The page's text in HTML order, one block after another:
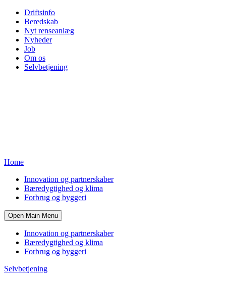
Driftsinfo
Beredskab
Nyt renseanlæg
Nyheder
Job
Om os
Selvbetjening
Home
Innovation og partnerskaber
Bæredygtighed og klima
Forbrug og byggeri
Open Main Menu
Innovation og partnerskaber
Bæredygtighed og klima
Forbrug og byggeri
Selvbetjening